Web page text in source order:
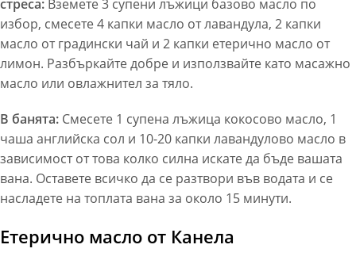
стреса: Вземете 3 супени лъжици базово масло по
избор, смесете 4 капки масло от лавандула, 2 капки
масло от градински чай и 2 капки етерично масло от
лимон. Разбъркайте добре и използвайте като масажно
масло или овлажнител за тяло.
В банята: Смесете 1 супена лъжица кокосово масло, 1
чаша английска сол и 10-20 капки лавандулово масло в
зависимост от това колко силна искате да бъде вашата
вана. Оставете всичко да се разтвори във водата и се
насладете на топлата вана за около 15 минути.
Етерично масло от Канела